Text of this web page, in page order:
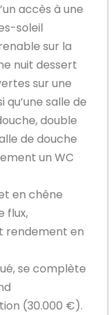
accès à une
soleil
sur la
nuit dessert
sur une
qu’une salle de
double
de douche
un WC
en chêne
flux,
rendement en
se complète
(30.000 €).